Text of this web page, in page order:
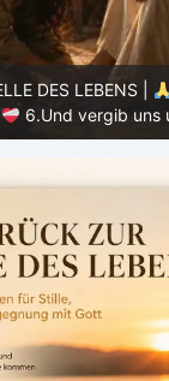
DES LEBENS |
6.Und vergib uns